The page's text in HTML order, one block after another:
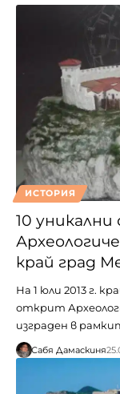
ИСТОРИЯ
10
край град
На 1 юли 2013 г.
открит
изграден в
Сабя Дамаскиня